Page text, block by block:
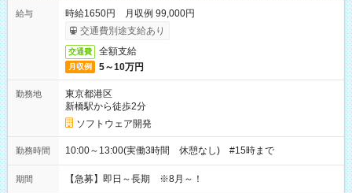
給与
時給1650円 月収例 99,000円
交通費別途支給あり
交通費 全額支給
月収例 5～10万円
勤務地
東京都港区
新橋駅から徒歩2分
ソフトウェア開発
勤務時間 10:00～13:00(実働3時間 休憩なし) #15時まで
期間 【急募】即日～長期 ※8月～！